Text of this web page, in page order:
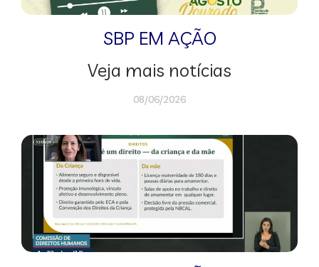
SBP EM AÇÃO
Veja mais notícias
08/06/2026